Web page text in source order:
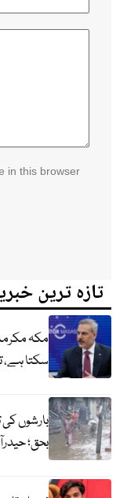
in this browser
تازہ ترین
مکہ
سکتا ہے،
بحق؛ حیدرآباد میں